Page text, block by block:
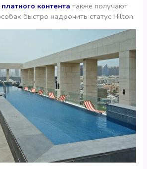
платного контента также получают
быстро надрочить статус Hilton.